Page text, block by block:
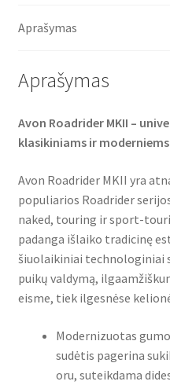
o
r
p
Aprašymas
Aprašymas
Avon Roadrider MKII –
klasikiniams ir
Avon Roadrider MKII yra
populiarios Roadrider
naked, touring ir sport-
padanga išlaiko tradicinę
šiuolaikiniai technologiniai
puikų valdymą,
eisme, tiek ilgesnėse
Modernizuotas
sudėtis pagerina
oru, suteikdama